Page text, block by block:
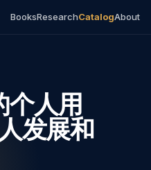
BooksResearchCatalogAbout
个人用
发展和